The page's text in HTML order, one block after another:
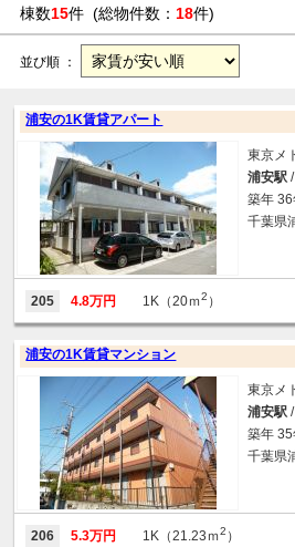
棟数15件 (総物件数： 18件)
並び順 ：
浦安の1K賃貸アパート
東京メ
浦安駅
築年
千葉県
205 4.8万円 1K（20ｍ2 ）
浦安の1K賃貸マンション
東京メ
浦安駅
築年
千葉県
206 5.3万円 1K（21.23ｍ2 ）